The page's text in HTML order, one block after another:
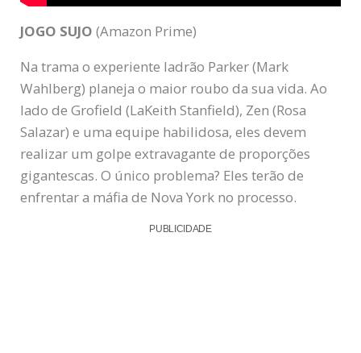
JOGO SUJO (Amazon Prime)
Na trama o experiente ladrão Parker (Mark
Wahlberg) planeja o maior roubo da sua vida. Ao
lado de Grofield (LaKeith Stanfield), Zen (Rosa
Salazar) e uma equipe habilidosa, eles devem
realizar um golpe extravagante de proporções
gigantescas. O único problema? Eles terão de
enfrentar a máfia de Nova York no processo.
PUBLICIDADE